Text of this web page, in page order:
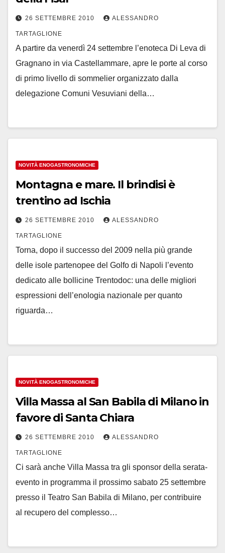
26 SETTEMBRE 2010 ALESSANDRO
TARTAGLIONE
A partire da venerdì 24 settembre l’enoteca Di Leva di
Gragnano in via Castellammare, apre le porte al corso
di primo livello di sommelier organizzato dalla
delegazione Comuni Vesuviani della…
NOVITÀ ENOGASTRONOMICHE
Montagna e mare. Il brindisi è
trentino ad Ischia
26 SETTEMBRE 2010 ALESSANDRO
TARTAGLIONE
Torna, dopo il successo del 2009 nella più grande
delle isole partenopee del Golfo di Napoli l’evento
dedicato alle bollicine Trentodoc: una delle migliori
espressioni dell’enologia nazionale per quanto
riguarda…
NOVITÀ ENOGASTRONOMICHE
Villa Massa al San Babila di Milano in
favore di Santa Chiara
26 SETTEMBRE 2010 ALESSANDRO
TARTAGLIONE
Ci sarà anche Villa Massa tra gli sponsor della serata-
evento in programma il prossimo sabato 25 settembre
presso il Teatro San Babila di Milano, per contribuire
al recupero del complesso…